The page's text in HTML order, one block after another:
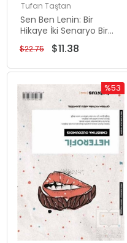
Tufan Taştan
Sen Ben Lenin: Bir
Hikaye İki Senaryo Bir
$11.38
$22.75
%53
İndirim